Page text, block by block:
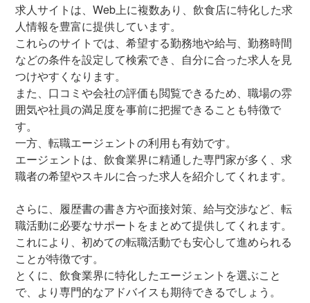
求人サイトは、Web上に複数あり、飲食店に特化した求
人情報を豊富に提供しています。
これらのサイトでは、希望する勤務地や給与、勤務時間
などの条件を設定して検索でき、自分に合った求人を見
つけやすくなります。
また、口コミや会社の評価も閲覧できるため、職場の雰
囲気や社員の満足度を事前に把握できることも特徴で
す。
一方、転職エージェントの利用も有効です。
エージェントは、飲食業界に精通した専門家が多く、求
職者の希望やスキルに合った求人を紹介してくれます。
さらに、履歴書の書き方や面接対策、給与交渉など、転
職活動に必要なサポートをまとめて提供してくれます。
これにより、初めての転職活動でも安心して進められる
ことが特徴です。
とくに、飲食業界に特化したエージェントを選ぶこと
で、より専門的なアドバイスも期待できるでしょう。